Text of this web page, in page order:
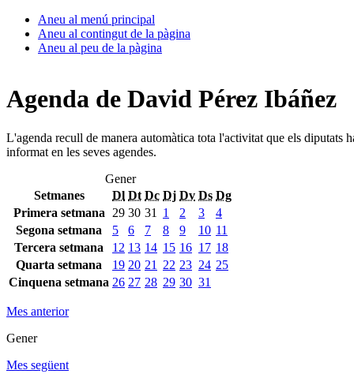
Aneu al menú principal
Aneu al contingut de la pàgina
Aneu al peu de la pàgina
Agenda de David Pérez Ibáñez
L'agenda recull de manera automàtica tota l'activitat que els diputats
informat en les seves agendes.
Gener
Setmanes
Dl Dt Dc Dj Dv Ds Dg
Primera setmana
29 30 31 1 2 3
4
Segona setmana
5 6 7 8 9 10 11
Tercera setmana
12 13 14 15 16 17 18
Quarta setmana
19 20 21 22 23 24 25
Cinquena setmana 26 27 28 29 30 31
Mes anterior
Gener
Mes següent